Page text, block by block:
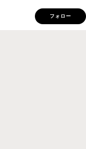
フォロー